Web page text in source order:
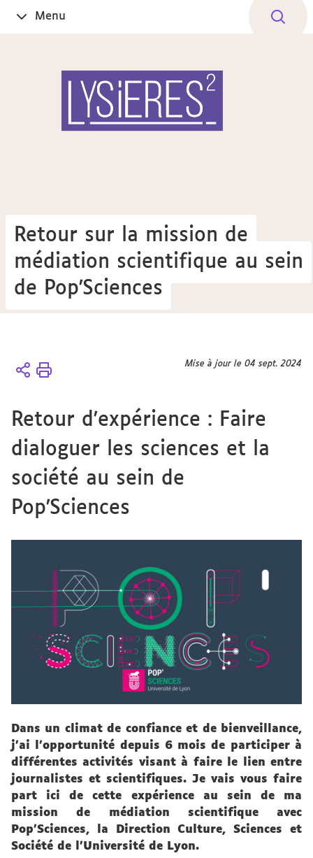
OuvrirMenu
Retour sur la mission de
médiation scientifique au sein
de Pop'Sciences
Vous
Accueil Mise à jour le 04 sept. 2024
Retour d'expérience : Faire
dialoguer les sciences et la
société au sein de
Pop'Sciences
Dans un climat de confiance et de bienveillance,
j'ai l'opportunité depuis 6 mois de participer à
différentes activités visant à faire le lien entre
journalistes et scientifiques. Je vais vous faire
part ici de cette expérience au sein de ma
mission de médiation scientifique avec
Pop'Sciences, la Direction Culture, Sciences et
Société de l'Université de Lyon.